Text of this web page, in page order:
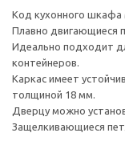
Код кухонного шкафа
Плавно двигающиеся
Идеально подходит
контейнеров.
Каркас имеет
толщиной 18 мм.
Дверцу можно
Защелкивающиеся